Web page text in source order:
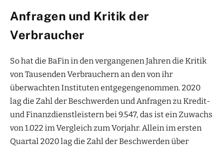
Anfragen und Kritik der
Verbraucher
So hat die BaFin in den vergangenen Jahren die Kritik
von Tausenden Verbrauchern an den von ihr
überwachten Instituten entgegengenommen. 2020
lag die Zahl der Beschwerden und Anfragen zu Kredit-
und Finanzdienstleistern bei 9.547, das ist ein Zuwachs
von 1.022 im Vergleich zum Vorjahr. Allein im ersten
Quartal 2020 lag die Zahl der Beschwerden über